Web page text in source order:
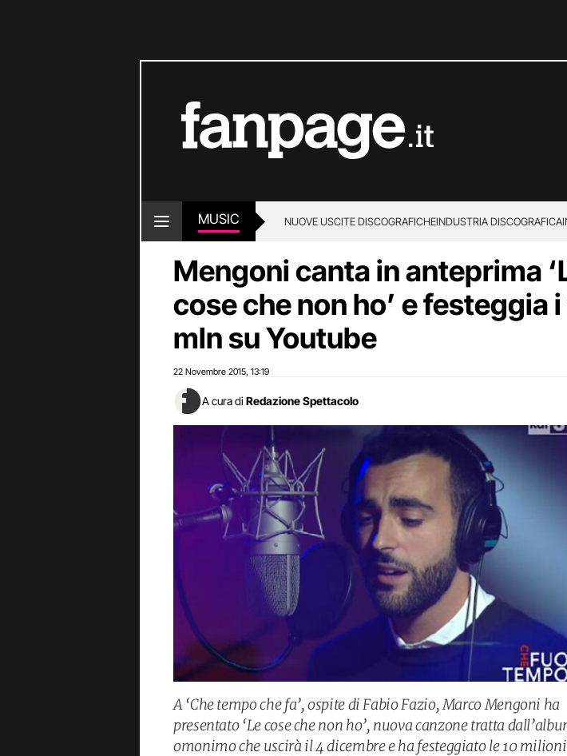
MUSIC NUOVE USCITE DISCOGRAFICHEINDUSTRIA DISCOGRAFICA
Mengoni canta in anteprima
cose che non ho’ e festeggia i
mln su Youtube
22 Novembre 2015 13:19
A cura di Redazione Spettacolo
A ‘Che tempo che fa’, ospite di Fabio Fazio, Marco Mengoni ha
presentato ‘Le cose che non ho’, nuova canzone tratta
omonimo che uscirà il 4 dicembre e ha festeggiato le 10